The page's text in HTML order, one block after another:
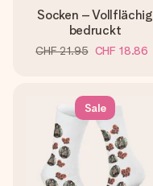
Socken – Vollflächig
bedruckt
CHF 21.95 CHF 18.86
Sale